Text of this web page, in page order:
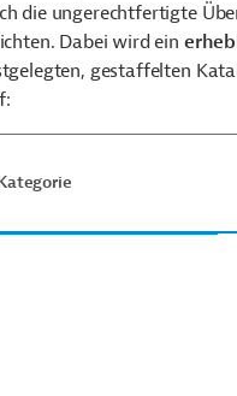
die ungerechtfertigte
Dabei wird ein
gestaffelten